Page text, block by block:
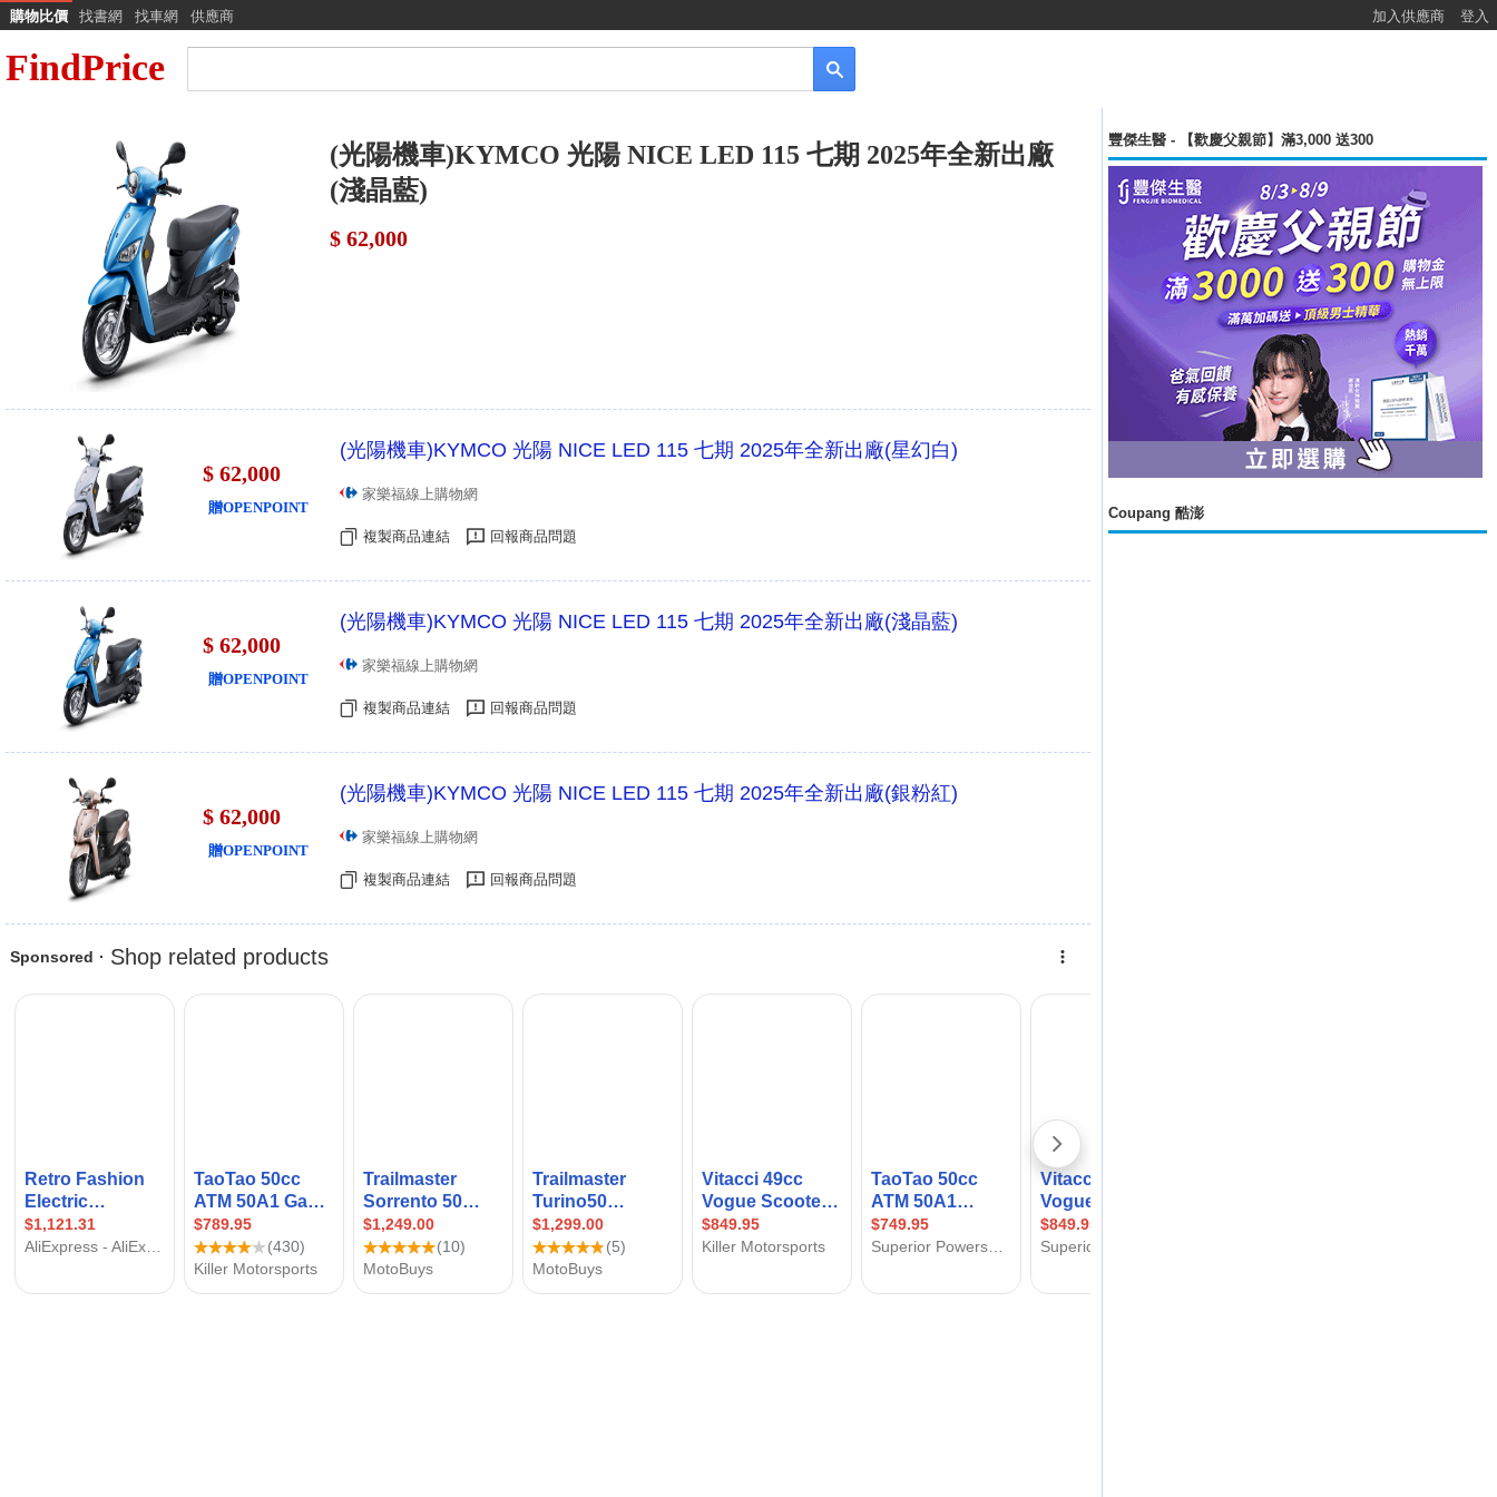
購物比價 找書網 找車網 供應商 加入供應商 登入
FindPrice
(光陽機車)KYMCO 光陽 NICE LED 115 七期 2025年全新出廠
(淺晶藍)
$ 62,000
$ 62,000
贈OPENPOINT
(光陽機車)KYMCO 光陽 NICE LED 115 七期 2025年全新出廠(星幻白)
家樂福線上購物網
複製商品連結 回報商品問題
$ 62,000
贈OPENPOINT
(光陽機車)KYMCO 光陽 NICE LED 115 七期 2025年全新出廠(淺晶藍)
家樂福線上購物網
複製商品連結 回報商品問題
$ 62,000
贈OPENPOINT
(光陽機車)KYMCO 光陽 NICE LED 115 七期 2025年全新出廠(銀粉紅)
家樂福線上購物網
複製商品連結 回報商品問題
豐傑生醫 - 【歡慶父親節】滿3,000 送300
Coupang 酷澎